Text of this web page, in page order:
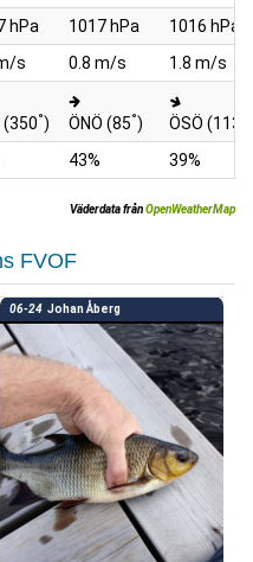
hPa 1017 hPa
1016 hPa
s 0.8 m/s
1.8 m/s
(350°) ÖNÖ (85°) ÖSÖ (113
43% 39%
Väderdata frånOpenWeatherMap
FVOF
06-24 Johan Åberg